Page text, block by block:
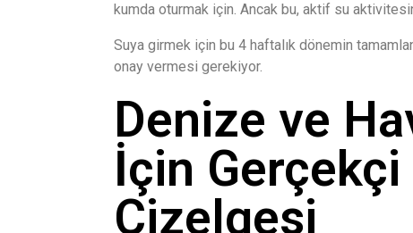
kumda oturmak için. Ancak bu, aktif su
Suya girmek için bu 4 haftalık dönemin
onay vermesi gerekiyor.
Denize ve
İçin
Çizelgesi